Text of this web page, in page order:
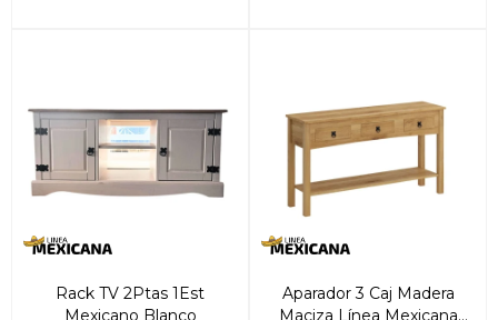
Rack TV 2Ptas 1Est
Mexicano Blanco
Aparador 3 Caj Madera
Maciza Línea Mexicana